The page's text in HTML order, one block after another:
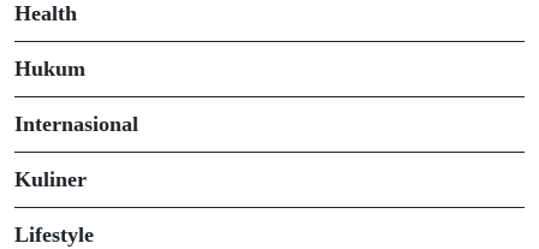
Health
Hukum
Internasional
Kuliner
Lifestyle